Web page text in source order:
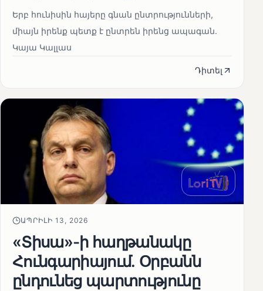
Երբ հունիսին հայերը գնան ընտրությունների,
միայն իրենք պետք է ընտրեն իրենց ապագան.
Կայա Կալլաս
Դիտել
ԱՊՐԻԼԻ 13, 2026
«Տիսա»-ի հաղթանակը
Հունգարիայում․ Օրբանն
ընդունեց պարտությունը